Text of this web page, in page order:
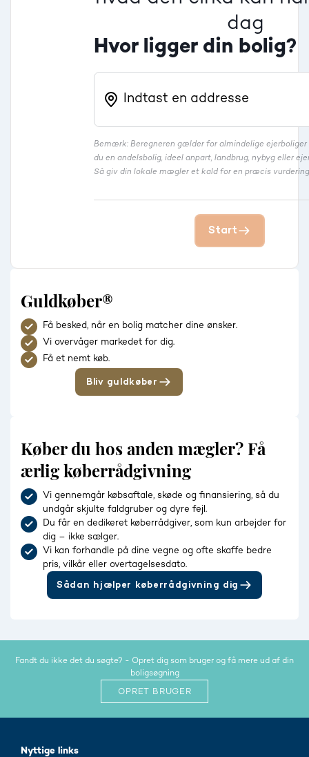
dag
Hvor ligger din bolig?
Bemærk: Beregneren gælder for almindelige ejerboliger
du en andelsbolig, ideel anpart, landbrug, nybyg eller
Så giv din lokale mægler et kald for en præcis
Start
Guldkøber®
Få besked, når en bolig matcher dine ønsker.
Vi overvåger markedet for dig.
Få et nemt køb.
Bliv guldkøber
Køber du hos anden mægler? Få
ærlig køberrådgivning
Vi gennemgår købsaftale, skøde og finansiering, så du
undgår skjulte faldgruber og dyre fejl.
Du får en dedikeret køberrådgiver, som kun arbejder for
dig – ikke sælger.
Vi kan forhandle på dine vegne og ofte skaffe bedre
pris, vilkår eller overtagelsesdato.
Sådan hjælper køberrådgivning dig
Fandt du ikke det du søgte? - Opret dig som bruger og få mere ud af din
boligsøgning
OPRET BRUGER
Nyttige links